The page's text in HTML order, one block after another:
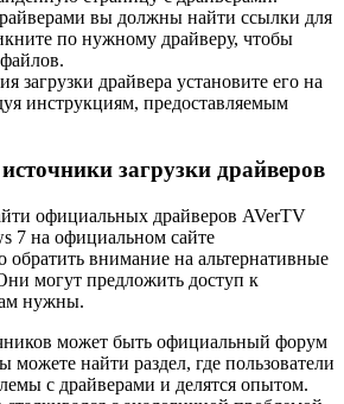
вы должны найти ссылки для
по нужному драйверу, чтобы
файлов.
загрузки драйвера установите его на
инструкциям, предоставляемым
загрузки драйверов
официальных драйверов AVerTV
7 на официальном сайте
обратить внимание на альтернативные
могут предложить доступ к
нужны.
может быть официальный форум
можете найти раздел, где пользователи
с драйверами и делятся опытом.